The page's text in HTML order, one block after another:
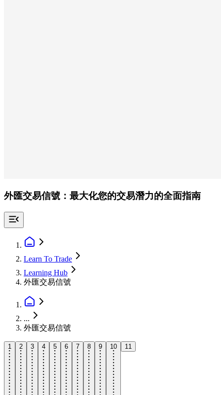
外匯交易信號：最大化您的交易潛力的全面指南
Learn To Trade
Learning Hub
外匯交易信號
...
外匯交易信號
1 2 3 4 5 6 7 8 9 10 11